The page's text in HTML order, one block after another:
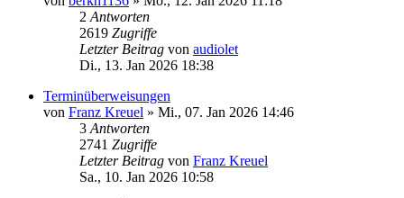
2 Antworten
2619 Zugriffe
Letzter Beitrag von audiolet
Di., 13. Jan 2026 18:38
Terminüberweisungen
von Franz Kreuel » Mi., 07. Jan 2026 14:46
3 Antworten
2741 Zugriffe
Letzter Beitrag von Franz Kreuel
Sa., 10. Jan 2026 10:58